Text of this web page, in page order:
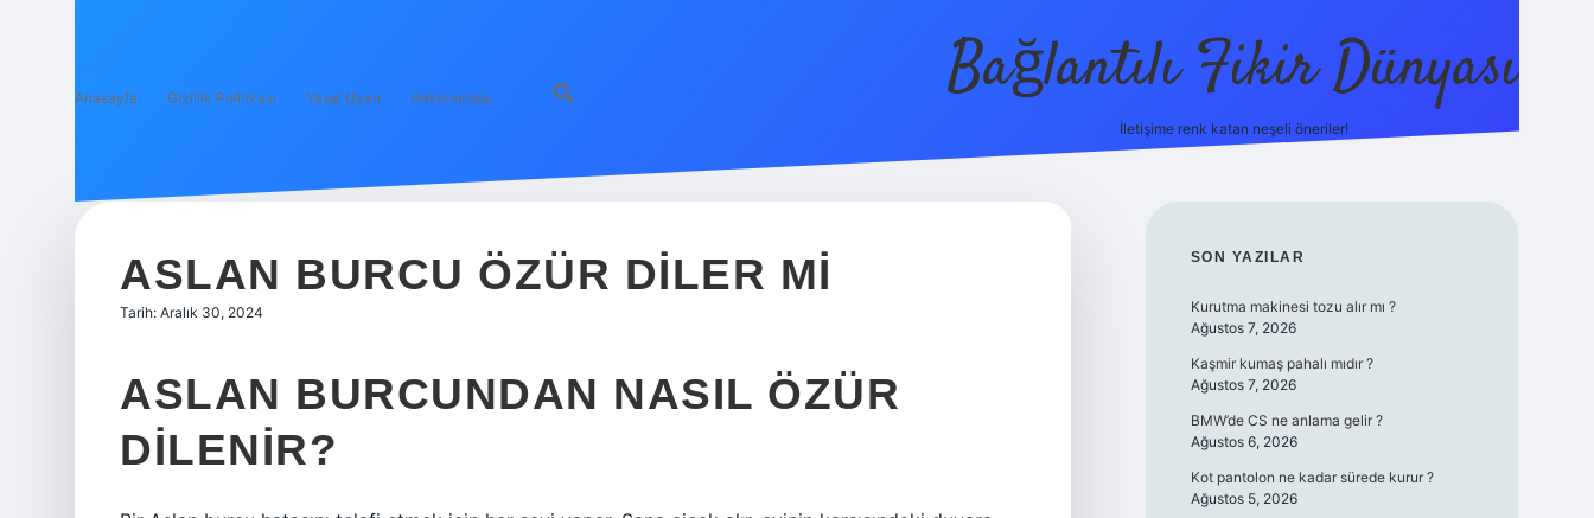
Anasayfa Gizlilik Politikası Yasal Uyarı Hakkımızda Bağlantılı Fikir Dünyası
İletişime renk katan neşeli öneriler!
ASLAN BURCU ÖZÜR DILER MI
Tarih: Aralık 30, 2024
ASLAN BURCUNDAN NASIL ÖZÜR
DILENIR?
SIDEBAR
SON YAZILAR
Kurutma makinesi tozu alır mı ?
Ağustos 7, 2026
Kaşmir kumaş pahalı mıdır ?
Ağustos 7, 2026
BMW’de CS ne anlama gelir ?
Ağustos 6, 2026
Kot pantolon ne kadar sürede kurur ?
Ağustos 5, 2026